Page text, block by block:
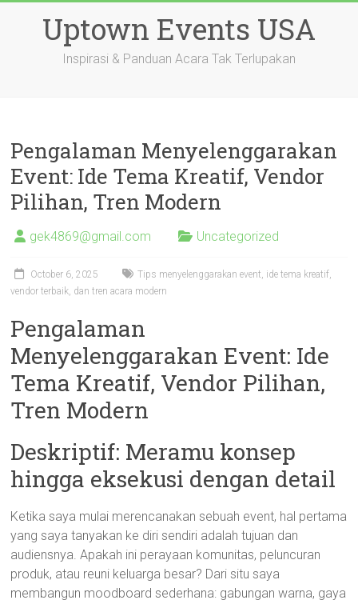
Uptown Events USA
Inspirasi & Panduan Acara Tak Terlupakan
Pengalaman Menyelenggarakan
Event: Ide Tema Kreatif, Vendor
Pilihan, Tren Modern
gek4869@gmail.com Uncategorized
October 6, 2025
Tips menyelenggarakan event, ide tema kreatif,
vendor terbaik, dan tren acara modern
Pengalaman
Menyelenggarakan Event: Ide
Tema Kreatif, Vendor Pilihan,
Tren Modern
Deskriptif: Meramu konsep
hingga eksekusi dengan detail
Ketika saya mulai merencanakan sebuah event, hal pertama
yang saya tanyakan ke diri sendiri adalah tujuan dan
audiensnya. Apakah ini perayaan komunitas, peluncuran
produk, atau reuni keluarga besar? Dari situ saya
membangun moodboard sederhana: gabungan warna, gaya